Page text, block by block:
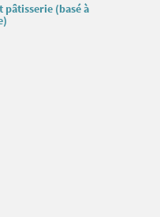
(basé à